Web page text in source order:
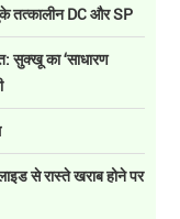
तत्कालीन DC और SP
सुक्खू का ‘साधारण
से रास्ते खराब होने पर